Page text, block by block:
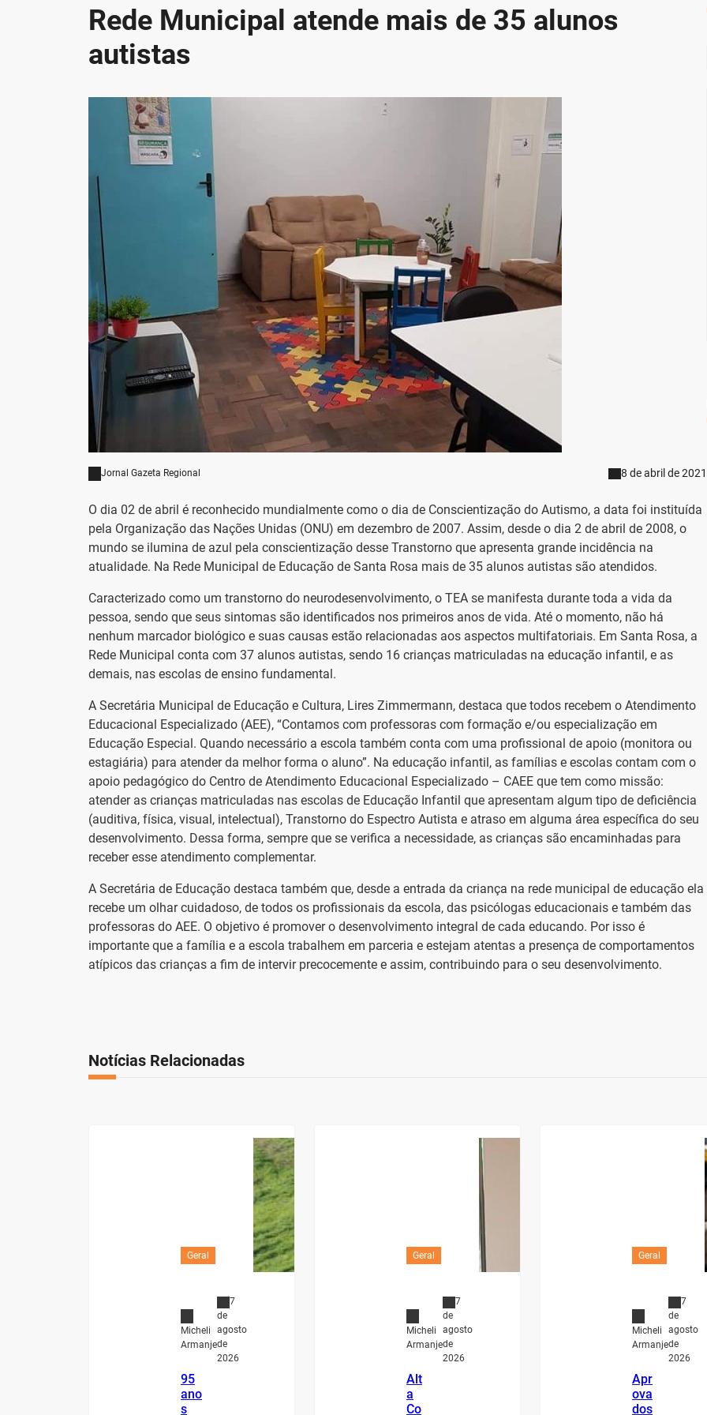
Rede Municipal atende mais de 35 alunos
autistas
Jornal Gazeta Regional 8 de abril de 2021
O dia 02 de abril é reconhecido mundialmente como o dia de Conscientização do Autismo, a data foi instituída
pela Organização das Nações Unidas (ONU) em dezembro de 2007. Assim, desde o dia 2 de abril de 2008, o
mundo se ilumina de azul pela conscientização desse Transtorno que apresenta grande incidência na
atualidade. Na Rede Municipal de Educação de Santa Rosa mais de 35 alunos autistas são atendidos.
Caracterizado como um transtorno do neurodesenvolvimento, o TEA se manifesta durante toda a vida da
pessoa, sendo que seus sintomas são identificados nos primeiros anos de vida. Até o momento, não há
nenhum marcador biológico e suas causas estão relacionadas aos aspectos multifatoriais. Em Santa Rosa, a
Rede Municipal conta com 37 alunos autistas, sendo 16 crianças matriculadas na educação infantil, e as
demais, nas escolas de ensino fundamental.
A Secretária Municipal de Educação e Cultura, Lires Zimmermann, destaca que todos recebem o Atendimento
Educacional Especializado (AEE), “Contamos com professoras com formação e/ou especialização em
Educação Especial. Quando necessário a escola também conta com uma profissional de apoio (monitora ou
estagiária) para atender da melhor forma o aluno”. Na educação infantil, as famílias e escolas contam com o
apoio pedagógico do Centro de Atendimento Educacional Especializado – CAEE que tem como missão:
atender as crianças matriculadas nas escolas de Educação Infantil que apresentam algum tipo de deficiência
(auditiva, física, visual, intelectual), Transtorno do Espectro Autista e atraso em alguma área específica do seu
desenvolvimento. Dessa forma, sempre que se verifica a necessidade, as crianças são encaminhadas para
receber esse atendimento complementar.
A Secretária de Educação destaca também que, desde a entrada da criança na rede municipal de educação ela
recebe um olhar cuidadoso, de todos os profissionais da escola, das psicólogas educacionais e também das
professoras do AEE. O objetivo é promover o desenvolvimento integral de cada educando. Por isso é
importante que a família e a escola trabalhem em parceria e estejam atentas a presença de comportamentos
atípicos das crianças a fim de intervir precocemente e assim, contribuindo para o seu desenvolvimento.
Notícias Relacionadas
Geral
Micheli
Armanje
7
de
agosto
de
2026
95
ano
s
Geral
Micheli
Armanje
7
de
agosto
de
2026
Alt
a
Co
Geral
Micheli
Armanje
7
de
agosto
de
2026
Apr
ova
dos